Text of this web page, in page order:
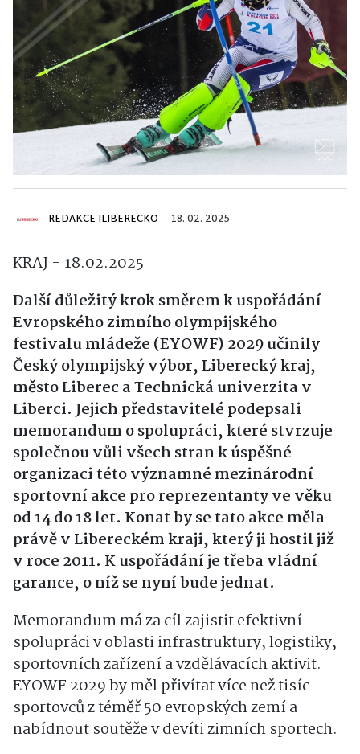
REDAKCE ILIBERECKO 18. 02. 2025
KRAJ - 18.02.2025
Další důležitý krok směrem k uspořádání
Evropského zimního olympijského
festivalu mládeže (EYOWF) 2029 učinily
Český olympijský výbor, Liberecký kraj,
město Liberec a Technická univerzita v
Liberci. Jejich představitelé podepsali
memorandum o spolupráci, které stvrzuje
společnou vůli všech stran k úspěšné
organizaci této významné mezinárodní
sportovní akce pro reprezentanty ve věku
od 14 do 18 let. Konat by se tato akce měla
právě v Libereckém kraji, který ji hostil již
v roce 2011. K uspořádání je třeba vládní
garance, o níž se nyní bude jednat.
Memorandum má za cíl zajistit efektivní
spolupráci v oblasti infrastruktury, logistiky,
sportovních zařízení a vzdělávacích aktivit.
EYOWF 2029 by měl přivítat více než tisíc
sportovců z téměř 50 evropských zemí a
nabídnout soutěže v devíti zimních sportech.